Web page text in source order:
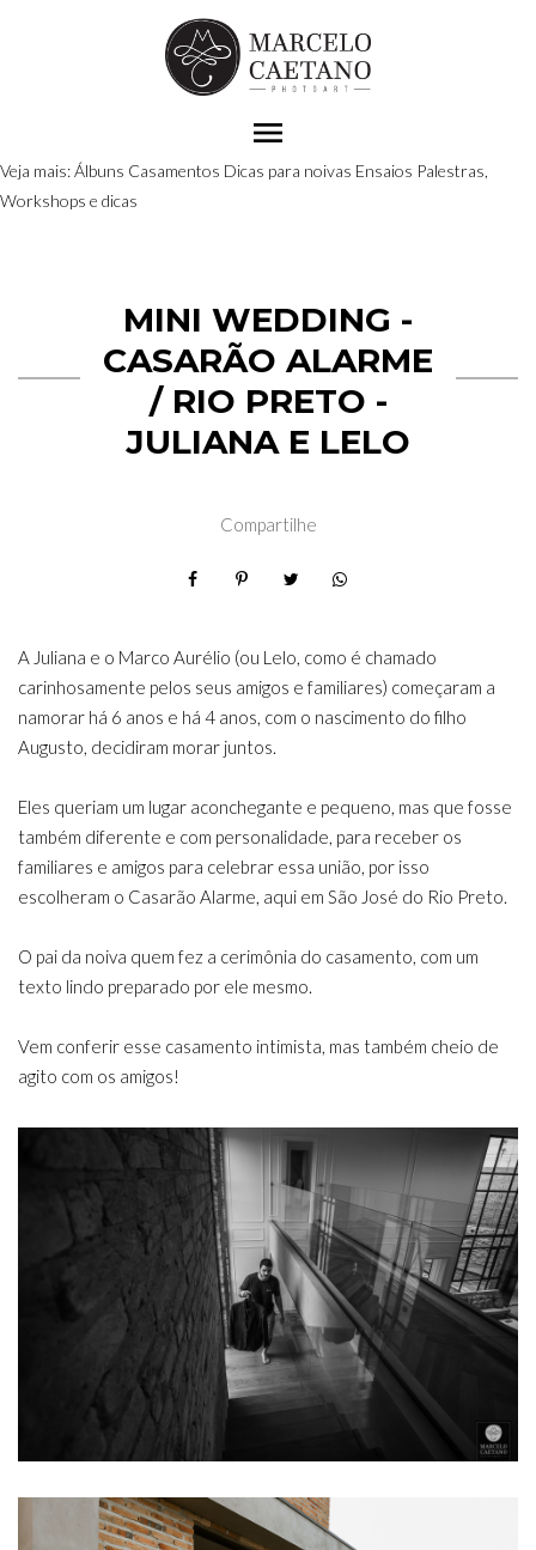
menu
Veja mais:Álbuns Casamentos Dicas para noivas Ensaios Palestras,
Workshops e dicas
MINI WEDDING -
CASARÃO ALARME
/ RIO PRETO -
JULIANA E LELO
Compartilhe
A Juliana e o Marco Aurélio (ou Lelo, como é chamado
carinhosamente pelos seus amigos e familiares) começaram a
namorar há 6 anos e há 4 anos, com o nascimento do filho
Augusto, decidiram morar juntos.
Eles queriam um lugar aconchegante e pequeno, mas que fosse
também diferente e com personalidade, para receber os
familiares e amigos para celebrar essa união, por isso
escolheram o Casarão Alarme, aqui em São José do Rio Preto.
O pai da noiva quem fez a cerimônia do casamento, com um
texto lindo preparado por ele mesmo.
Vem conferir esse casamento intimista, mas também cheio de
agito com os amigos!